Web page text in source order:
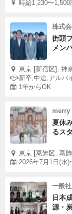
時給1,230〜1,500
株式
街頭
メン
東京 [新宿区], 神
新卒,中途,アルバ
1年からOK
merry
夏休
るス
東京 [葛飾区, 葛
2026年7月1日(水
一般
日本
源・